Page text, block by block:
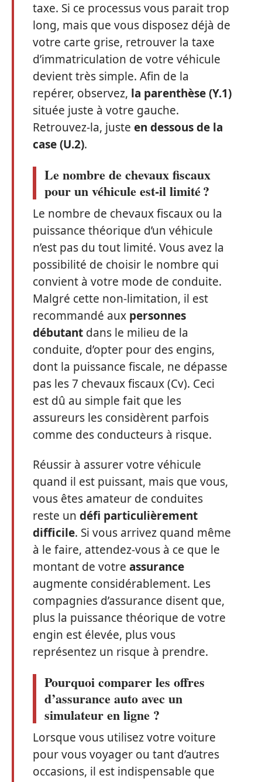
taxe. Si ce processus vous parait trop
long, mais que vous disposez déjà de
votre carte grise, retrouver la taxe
d’immatriculation de votre véhicule
devient très simple. Afin de la
repérer, observez, la parenthèse (Y.1)
située juste à votre gauche.
Retrouvez-la, juste en dessous de la
case (U.2).
Le nombre de chevaux fiscaux
pour un véhicule est-il limité ?
Le nombre de chevaux fiscaux ou la
puissance théorique d’un véhicule
n’est pas du tout limité. Vous avez la
possibilité de choisir le nombre qui
convient à votre mode de conduite.
Malgré cette non-limitation, il est
recommandé aux personnes
débutant dans le milieu de la
conduite, d’opter pour des engins,
dont la puissance fiscale, ne dépasse
pas les 7 chevaux fiscaux (Cv). Ceci
est dû au simple fait que les
assureurs les considèrent parfois
comme des conducteurs à risque.
Réussir à assurer votre véhicule
quand il est puissant, mais que vous,
vous êtes amateur de conduites
reste un défi particulièrement
difficile. Si vous arrivez quand même
à le faire, attendez-vous à ce que le
montant de votre assurance
augmente considérablement. Les
compagnies d’assurance disent que,
plus la puissance théorique de votre
engin est élevée, plus vous
représentez un risque à prendre.
Pourquoi comparer les offres
d’assurance auto avec un
simulateur en ligne ?
Lorsque vous utilisez votre voiture
pour vous voyager ou tant d’autres
occasions, il est indispensable que